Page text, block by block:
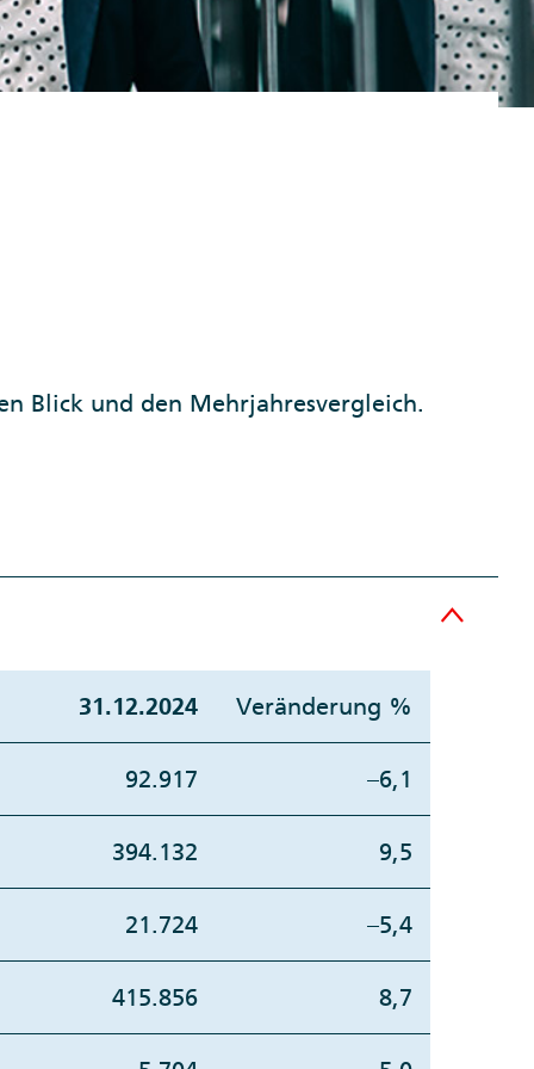
Blick und den Mehrjahresvergleich.
31.12.2024 Veränderung %
92.917 –6,1
394.132 9,5
21.724 –5,4
415.856 8,7